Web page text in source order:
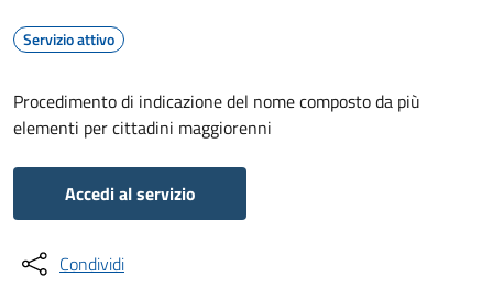
Servizio attivo
Procedimento di indicazione del nome composto da più
elementi per cittadini maggiorenni
Accedi al servizio
Condividi